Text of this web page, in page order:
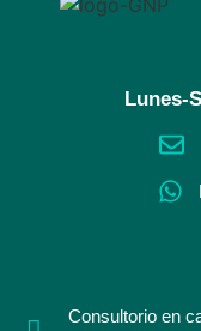
Consultorio en
Lunes-